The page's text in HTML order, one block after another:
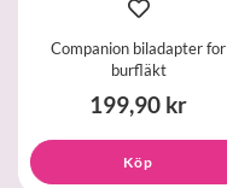
Companion biladapter for
burfläkt
199,90 kr
Köp